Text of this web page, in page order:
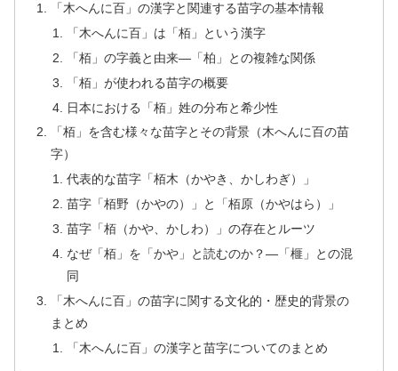
「木へんに百」の漢字と関連する苗字の基本情報
「木へんに百」は「栢」という漢字
「栢」の字義と由来—「柏」との複雑な関係
「栢」が使われる苗字の概要
日本における「栢」姓の分布と希少性
「栢」を含む様々な苗字とその背景（木へんに百の苗
字）
代表的な苗字「栢木（かやき、かしわぎ）」
苗字「栢野（かやの）」と「栢原（かやはら）」
苗字「栢（かや、かしわ）」の存在とルーツ
なぜ「栢」を「かや」と読むのか？—「榧」との混
同
「木へんに百」の苗字に関する文化的・歴史的背景の
まとめ
「木へんに百」の漢字と苗字についてのまとめ